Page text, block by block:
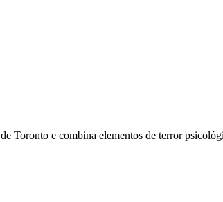
Toronto e combina elementos de terror